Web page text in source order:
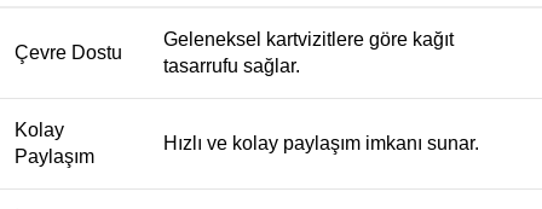
Çevre Dostu
Geleneksel kartvizitlere göre kağıt
tasarrufu sağlar.
Kolay
Paylaşım
Hızlı ve kolay paylaşım imkanı sunar.